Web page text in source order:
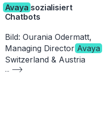
Avaya sozialisiert
Chatbots
Bild: Ourania Odermatt,
Managing Director Avaya
Switzerland & Austria
...